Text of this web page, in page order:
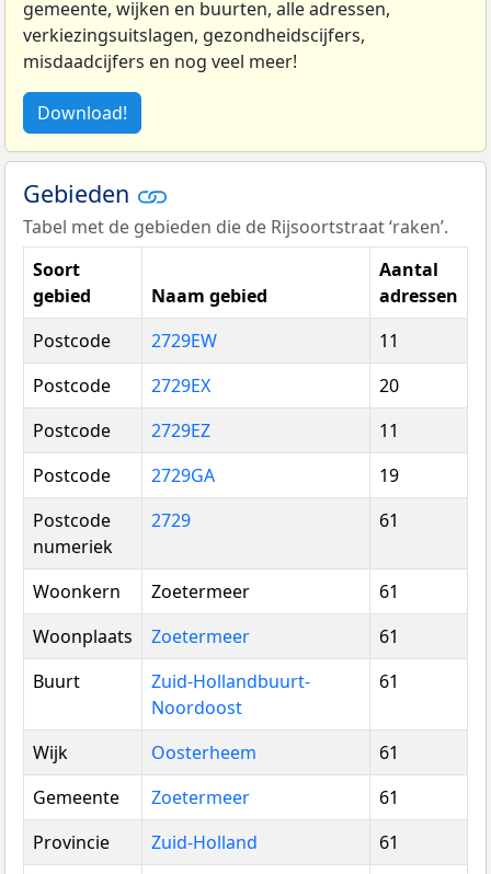
gemeente, wijken en buurten, alle adressen,
verkiezingsuitslagen, gezondheidscijfers,
misdaadcijfers en nog veel meer!
Download!
Gebieden
Tabel met de gebieden die de Rijsoortstraat ‘raken’.
Soort
gebied
Naam gebied
Aantal
adressen
Postcode
2729EW
11
Postcode
2729EX
20
Postcode
2729EZ
11
Postcode
2729GA
19
Postcode
numeriek
2729 61
Woonkern Zoetermeer
61
Woonplaats
Zoetermeer
61
Buurt
Zuid-Hollandbuurt-
Noordoost
61
Wijk Oosterheem
61
Gemeente
Zoetermeer
61
Provincie
Zuid-Holland
61